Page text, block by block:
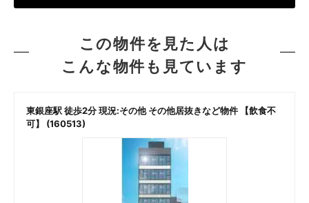
この物件を見た人は
こんな物件も見ています
東銀座駅 徒歩2分 現況:その他 その他居抜きなど物件 【飲食不
可】 (160513)